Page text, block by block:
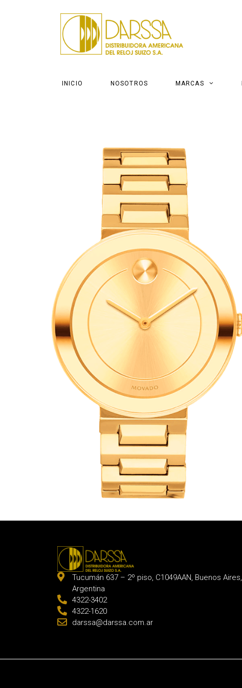
INICIO NOSOTROS MARCAS
Tucumán 637 – 2º piso, C1049AAN, Buenos Aires,
Argentina
4322-3402
4322-1620
darssa@darssa.com.ar